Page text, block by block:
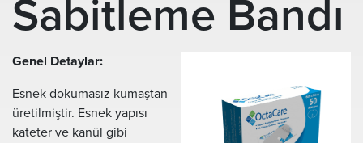
Sabitleme Bandı
Genel Detaylar:
Esnek dokumasız kumaştan
üretilmiştir. Esnek yapısı
kateter ve kanül gibi